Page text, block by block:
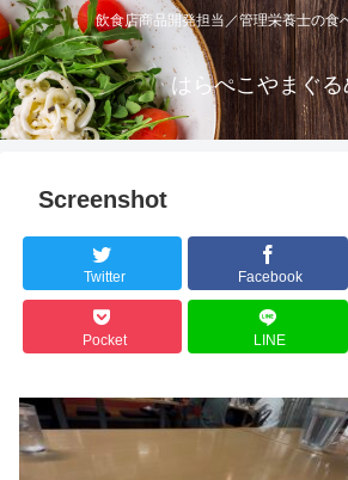
飲食店商品開発担当／管理栄養士の食
はらぺこやまぐる
Screenshot
Twitter Facebook
Pocket LINE